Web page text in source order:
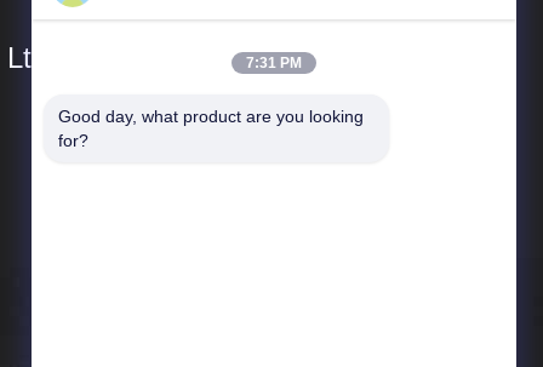
Hızlı Bağlantılar
7:31 PM
Good day, what product are you looking
for?